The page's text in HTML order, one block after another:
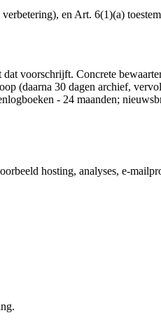
en Art. 6(1)(a)
voorschrijft. Concrete
(daarna 30 dagen archief,
- 24 maanden;
hosting, analyses, e-